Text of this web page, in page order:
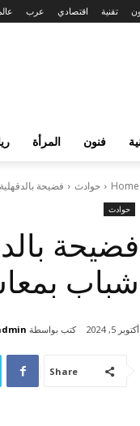
عرب اقتصادي تقنية
فنون المرأة
Home حوادث فضيحة بالدقهلية: ربة منزل
حوادث
شباب
أكتوبر 5, 2024 كتب بواسطة
Share